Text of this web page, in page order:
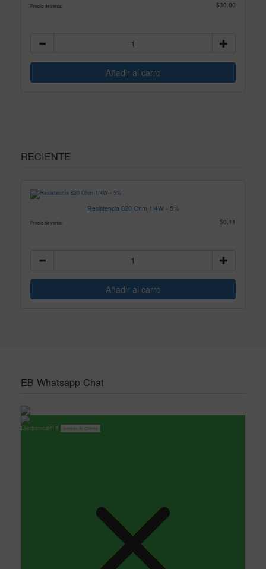
Precio de venta: $30.00
RECIENTE
Resistencia 820 Ohm 1/4W - 5%
Precio de venta: $0.11
EB Whatsapp Chat
ElectronicaPTY Servicio Al Cliente